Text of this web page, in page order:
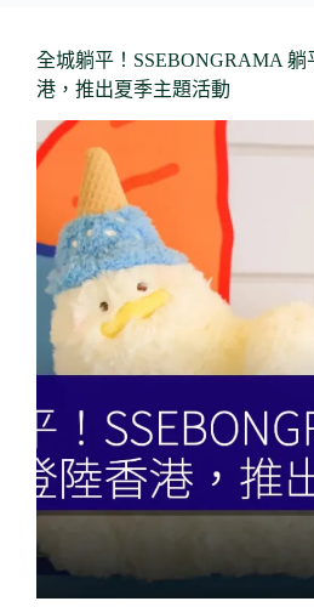
全城躺平！SSEBONGRAMA 躺
港，推出夏季主題活動